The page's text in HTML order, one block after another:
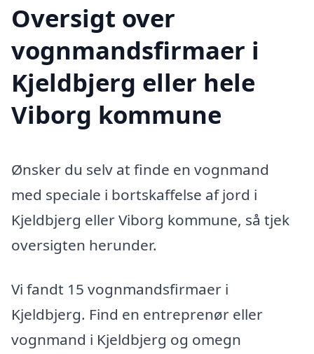
Oversigt over
vognmandsfirmaer i
Kjeldbjerg eller hele
Viborg kommune
Ønsker du selv at finde en vognmand
med speciale i bortskaffelse af jord i
Kjeldbjerg eller Viborg kommune, så tjek
oversigten herunder.
Vi fandt 15 vognmandsfirmaer i
Kjeldbjerg. Find en entreprenør eller
vognmand i Kjeldbjerg og omegn